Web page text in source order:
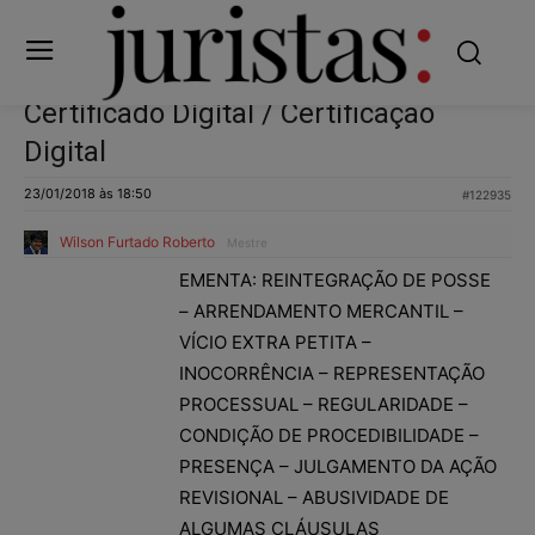
Certificado Digital / Certificação
Digital
23/01/2018 às 18:50 #122935
Wilson Furtado Roberto Mestre
EMENTA: REINTEGRAÇÃO DE POSSE
– ARRENDAMENTO MERCANTIL –
VÍCIO EXTRA PETITA –
INOCORRÊNCIA – REPRESENTAÇÃO
PROCESSUAL – REGULARIDADE –
CONDIÇÃO DE PROCEDIBILIDADE –
PRESENÇA – JULGAMENTO DA AÇÃO
REVISIONAL – ABUSIVIDADE DE
ALGUMAS CLÁUSULAS